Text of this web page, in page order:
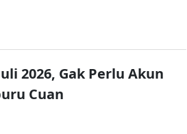
2026, Gak Perlu Akun
Cuan